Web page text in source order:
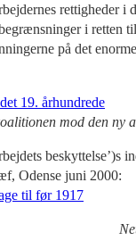
rettigheder i
i retten
på det
19. århundrede
mod den ny
beskyttelse’)s
Odense juni 2000:
til før 1917